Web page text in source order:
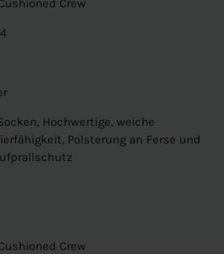
Crew
Hochwertige, weiche
Polsterung an Ferse und
Crew